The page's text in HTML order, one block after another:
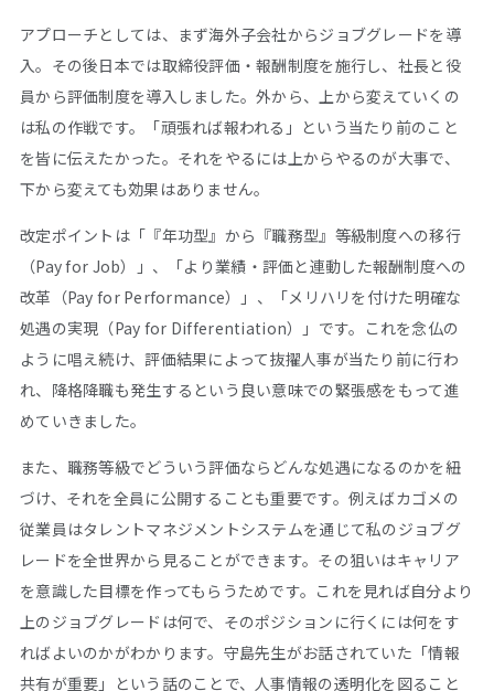
アプローチとしては、まず海外子会社からジョブグレードを導
入。その後日本では取締役評価・報酬制度を施行し、社長と役
員から評価制度を導入しました。外から、上から変えていくの
は私の作戦です。「頑張れば報われる」という当たり前のこと
を皆に伝えたかった。それをやるには上からやるのが大事で、
下から変えても効果はありません。
改定ポイントは「『年功型』から『職務型』等級制度への移行
（Pay for Job）」、「より業績・評価と連動した報酬制度への
改革（Pay for Performance）」、「メリハリを付けた明確な
処遇の実現（Pay for Differentiation）」です。これを念仏の
ように唱え続け、評価結果によって抜擢人事が当たり前に行わ
れ、降格降職も発生するという良い意味での緊張感をもって進
めていきました。
また、職務等級でどういう評価ならどんな処遇になるのかを紐
づけ、それを全員に公開することも重要です。例えばカゴメの
従業員はタレントマネジメントシステムを通じて私のジョブグ
レードを全世界から見ることができます。その狙いはキャリア
を意識した目標を作ってもらうためです。これを見れば自分より
上のジョブグレードは何で、そのポジションに行くには何をす
ればよいのかがわかります。守島先生がお話されていた「情報
共有が重要」という話のことで、人事情報の透明化を図ること